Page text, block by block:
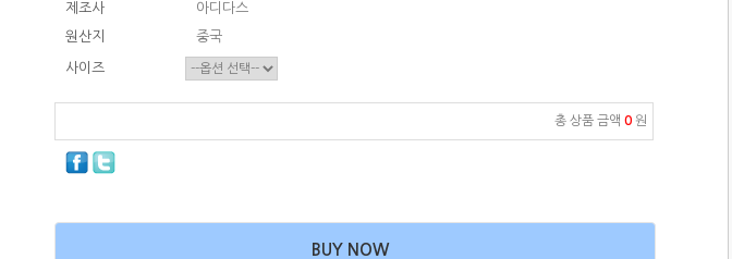
제조사
아디다스
원산지
중국
사이즈
총 상품 금액 0 원
BUY NOW